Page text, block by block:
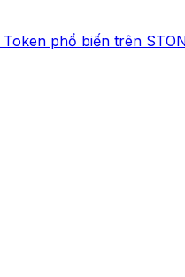
Token phổ biến trên